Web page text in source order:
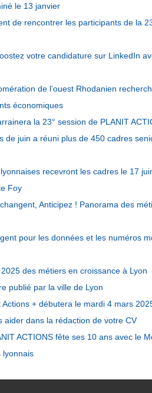
le 13 janvier
de rencontrer les participants de la
votre candidature sur LinkedIn
de l’ouest Rhodanien
économiques
la 23° session de PLANIT
de juin a réuni plus de 450 cadres
recevront les cadres le 17
Foy
Anticipez ! Panorama des
pour les données et les numéros
des métiers en croissance à Lyon
publié par la ville de Lyon
Actions + débutera le mardi 4 mars
aider dans la rédaction de votre CV
ACTIONS fête ses 10 ans avec le
lyonnais